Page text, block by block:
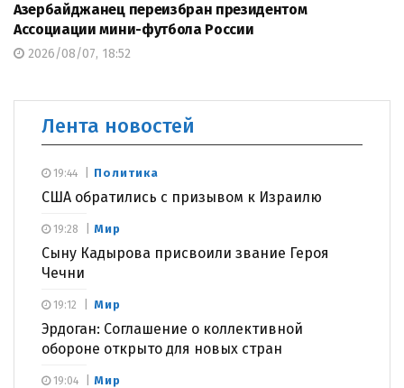
Азербайджанец переизбран президентом
Ассоциации мини-футбола России
2026/08/07, 18:52
Лента новостей
Политика
США обратились с призывом к Израилю
19:44
Мир
Сыну Кадырова присвоили звание Героя
Чечни
19:28
Мир
Эрдоган: Соглашение о коллективной
обороне открыто для новых стран
19:12
Мир
19:04